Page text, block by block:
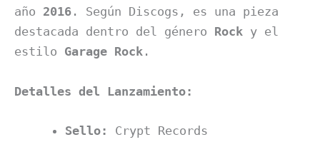
año 2016 . Según Discogs, es una pieza
destacada dentro del género Rock y el
estilo Garage Rock .
Detalles del Lanzamiento:
Sello:
Crypt Records